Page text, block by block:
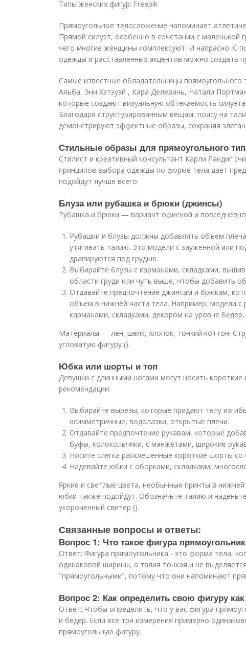
Типы женских фигур: Freepik
Прямоугольное телосложение напоминает
Прямой силуэт, особенно в сочетании с маленькой
чего многие женщины комплексуют. И напрасно. С
одежды и расставленных акцентов можно создать
Самые известные обладательницы прямоугольного
Альба, Энн Хэтэуэй , Кара Делевинь, Натали
которые создают визуальную обтекаемость
Благодаря структурированным вещам, поясу на
демонстрируют эффектные образы, сохраняя
Стильные образы для прямоугольного
Стилист и креативный консультант Карли Ландиг
принципов выбора одежды по форме тела дает
подойдут лучше всего.
Блуза или рубашка и брюки (джинсы)
Рубашка и брюки — вариант офисной и
Рубашки и блузы должны добавлять объем
утягивать талию. Это модели с зауженной или
драпируются под грудью.
Выбирайте блузы с карманами, складками,
области груди или чуть выше, чтобы добавить
Отдавайте предпочтение джинсам и брюкам,
объем в нижней части тела. Например, модели
карманами, складками, декором на уровне
Материалы — лен, шелк, хлопок, тонкий коттон.
угловатую фигуру ().
Юбка или шорты и топ
Девушки с длинными ногами могут носить
рекомендации:
Выбирайте вырезы, которые придают телу
асимметричные, водолазки, открытые плечи.
Отдавайте предпочтение рукавам, которые
буфы, колокольчики, с манжетами, широкие
Носите слегка расклешенные короткие шорты
Надевайте юбки с оборками, складками,
Яркие и светлые цвета, необычные принты в
юбки также подойдут. Обозначьте талию и
укороченный свитер ().
Связанные вопросы и ответы:
Вопрос 1: Что такое фигура
Ответ: Фигура прямоугольника - это форма тела,
одинаковой ширины, а талия тонкая и не
"прямоугольными", потому что они напоминают
Вопрос 2: Как определить свою фигуру
Ответ: Чтобы определить, что у вас фигура
и бедер. Если все три измерения примерно
прямоугольную фигуру.